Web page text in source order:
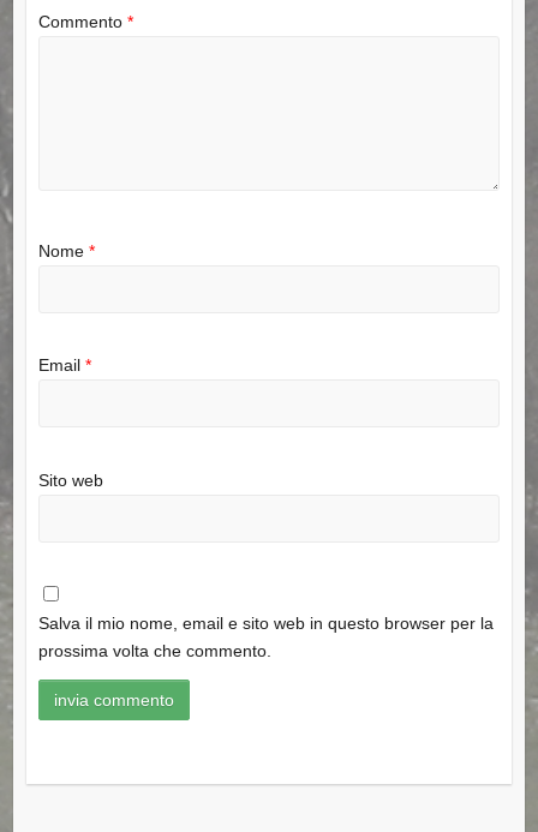
Commento *
Nome *
Email *
Sito web
Salva il mio nome, email e sito web in questo browser per la
prossima volta che commento.